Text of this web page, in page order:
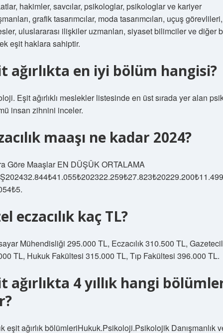
hakimler, savcılar, psikologlar, psikologlar ve kariyer
grafik tasarımcılar, moda tasarımcıları, uçuş görevlileri,
uluslararası ilişkiler uzmanları, siyaset bilimciler ve diğer
eşit haklara sahiptir.
ağırlıkta en iyi bölüm hangisi?
Eşit ağırlıklı meslekler listesinde en üst sırada yer alan
insan zihnini inceler.
maaşı ne kadar 2024?
Göre Maaşlar EN DÜŞÜK ORTALAMA
eczacılık kaç TL?
Mühendisliği 295.000 TL, Eczacılık 310.500 TL,
TL, Hukuk Fakültesi 315.000 TL, Tıp Fakültesi 396.000 TL.
ağırlıkta 4 yıllık hangi
eşit ağırlık bölümleriHukuk.Psikoloji.Psikolojik Danışmanlık